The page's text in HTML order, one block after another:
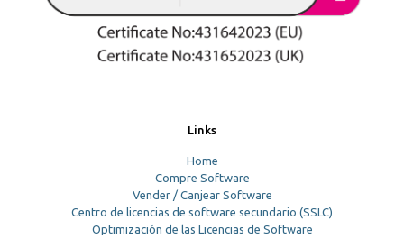
Links
Home
Compre Software
Vender / Canjear Software
Centro de licencias de software secundario (SSLC)
Optimización de las Licencias de Software